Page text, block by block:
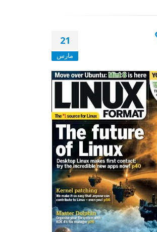
21
مارس